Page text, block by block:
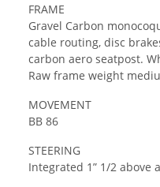
FRAME
Gravel Carbon
cable routing, disc
carbon aero seatpost.
Raw frame weight
MOVEMENT
BB 86
STEERING
Integrated 1” 1/2 above